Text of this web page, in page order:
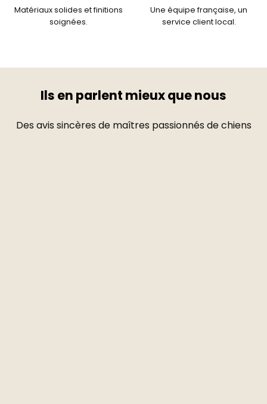
Matériaux solides et finitions
soignées.
Une équipe française, un
service client local.
Ils en parlent mieux que nous
Des avis sincères de maîtres passionnés de chiens